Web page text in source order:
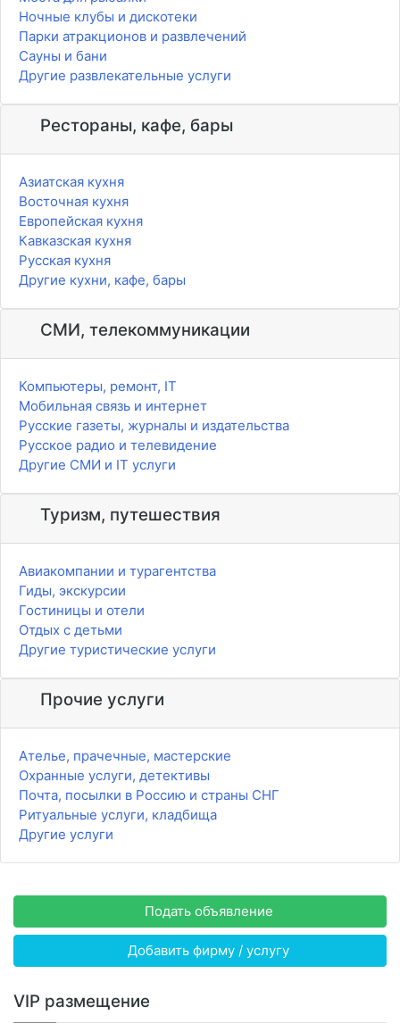
Ночные клубы и дискотеки
Парки атракционов и развлечений
Сауны и бани
Другие развлекательные услуги
Рестораны, кафе, бары
Азиатская кухня
Восточная кухня
Европейская кухня
Кавказская кухня
Русская кухня
Другие кухни, кафе, бары
СМИ, телекоммуникации
Компьютеры, ремонт, IT
Мобильная связь и интернет
Русские газеты, журналы и издательства
Русское радио и телевидение
Другие СМИ и IT услуги
Туризм, путешествия
Авиакомпании и турагентства
Гиды, экскурсии
Гостиницы и отели
Отдых с детьми
Другие туристические услуги
Прочие услуги
Ателье, прачечные, мастерские
Охранные услуги, детективы
Почта, посылки в Россию и страны СНГ
Ритуальные услуги, кладбища
Другие услуги
Подать объявление
Добавить фирму / услугу
VIP размещение